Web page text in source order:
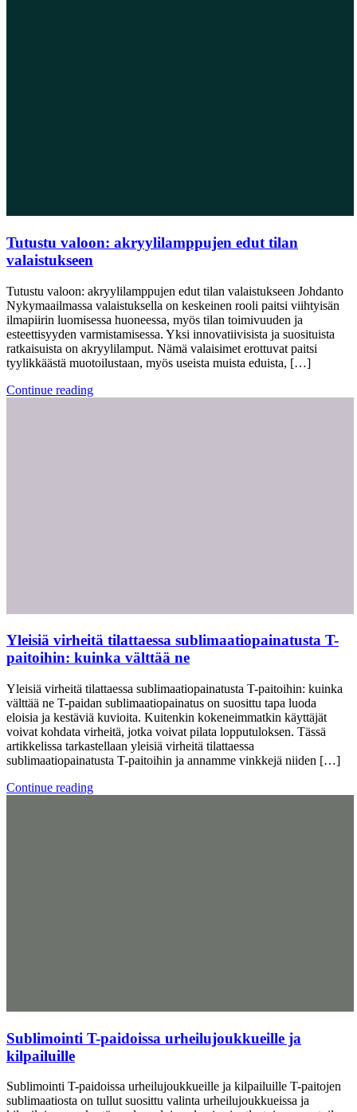
Tutustu valoon: akryylilamppujen edut tilan
valaistukseen
Tutustu valoon: akryylilamppujen edut tilan valaistukseen Johdanto
Nykymaailmassa valaistuksella on keskeinen rooli paitsi viihtyisän
ilmapiirin luomisessa huoneessa, myös tilan toimivuuden ja
esteettisyyden varmistamisessa. Yksi innovatiivisista ja suosituista
ratkaisuista on akryylilamput. Nämä valaisimet erottuvat paitsi
tyylikkäästä muotoilustaan, myös useista muista eduista, […]
Continue reading
Yleisiä virheitä tilattaessa sublimaatiopainatusta T-
paitoihin: kuinka välttää ne
Yleisiä virheitä tilattaessa sublimaatiopainatusta T-paitoihin: kuinka
välttää ne T-paidan sublimaatiopainatus on suosittu tapa luoda
eloisia ja kestäviä kuvioita. Kuitenkin kokeneimmatkin käyttäjät
voivat kohdata virheitä, jotka voivat pilata lopputuloksen. Tässä
artikkelissa tarkastellaan yleisiä virheitä tilattaessa
sublimaatiopainatusta T-paitoihin ja annamme vinkkejä niiden […]
Continue reading
Sublimointi T-paidoissa urheilujoukkueille ja
kilpailuille
Sublimointi T-paidoissa urheilujoukkueille ja kilpailuille T-paitojen
sublimaatiosta on tullut suosittu valinta urheilujoukkueissa ja